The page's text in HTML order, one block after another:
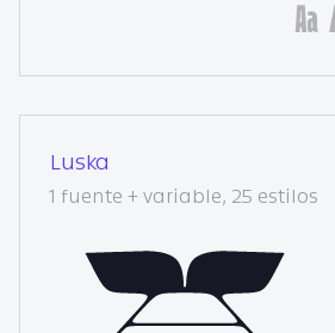
Luska
1 fuente + variable, 25 estilos